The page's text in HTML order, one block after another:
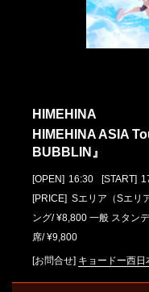
HIMEHINA
HIMEHINA ASIA
BUBBLIN』
[OPEN] 16:30 [START]
[PRICE] Sエリア（Sエリ
ング/ ¥8,800 一般 スタン
席/ ¥9,800
[お問合せ] キョードー西日